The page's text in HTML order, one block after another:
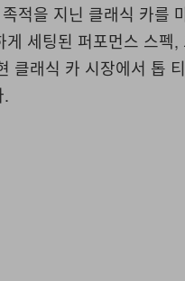
적을 지닌 클래식 카를
세팅된 퍼포먼스 스펙,
클래식 카 시장에서 톱
.